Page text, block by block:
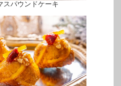
スパウンドケーキ